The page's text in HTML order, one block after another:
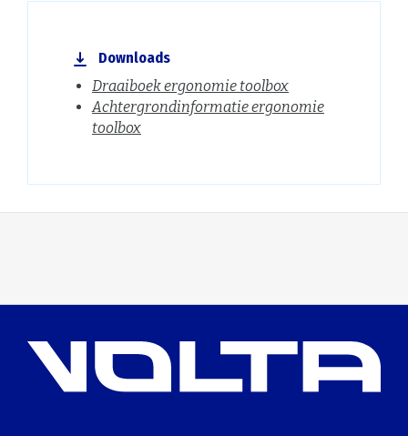
Downloads
Draaiboek ergonomie toolbox
Achtergrondinformatie ergonomie
toolbox